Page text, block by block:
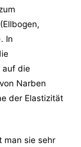
In
auf die
Narben
der Elastizität
man sie sehr